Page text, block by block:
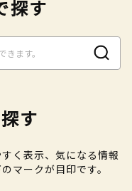
探す
す
く表示、気になる情報
マークが目印です。